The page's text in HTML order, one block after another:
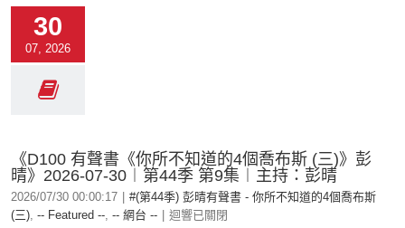
30
07, 2026
《D100 有聲書《你所不知道的4個喬布斯 (三)》彭
晴》2026-07-30︱第44季 第9集︱主持：彭晴
2026/07/30 00:00:17
#(第44季) 彭晴有聲書 - 你所不知道的4個喬布斯
(三), -- Featured --, -- 網台 -- 迴響已關閉